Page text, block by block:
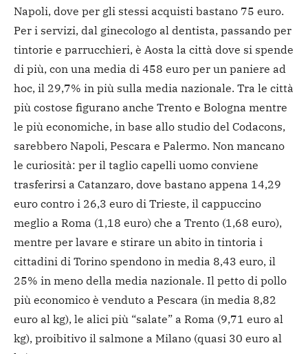
Napoli, dove per gli stessi acquisti bastano 75 euro.
Per i servizi, dal ginecologo al dentista, passando per
tintorie e parrucchieri, è Aosta la città dove si spende
di più, con una media di 458 euro per un paniere ad
hoc, il 29,7% in più sulla media nazionale. Tra le città
più costose figurano anche Trento e Bologna mentre
le più economiche, in base allo studio del Codacons,
sarebbero Napoli, Pescara e Palermo. Non mancano
le curiosità: per il taglio capelli uomo conviene
trasferirsi a Catanzaro, dove bastano appena 14,29
euro contro i 26,3 euro di Trieste, il cappuccino
meglio a Roma (1,18 euro) che a Trento (1,68 euro),
mentre per lavare e stirare un abito in tintoria i
cittadini di Torino spendono in media 8,43 euro, il
25% in meno della media nazionale. Il petto di pollo
più economico è venduto a Pescara (in media 8,82
euro al kg), le alici più “salate” a Roma (9,71 euro al
kg), proibitivo il salmone a Milano (quasi 30 euro al